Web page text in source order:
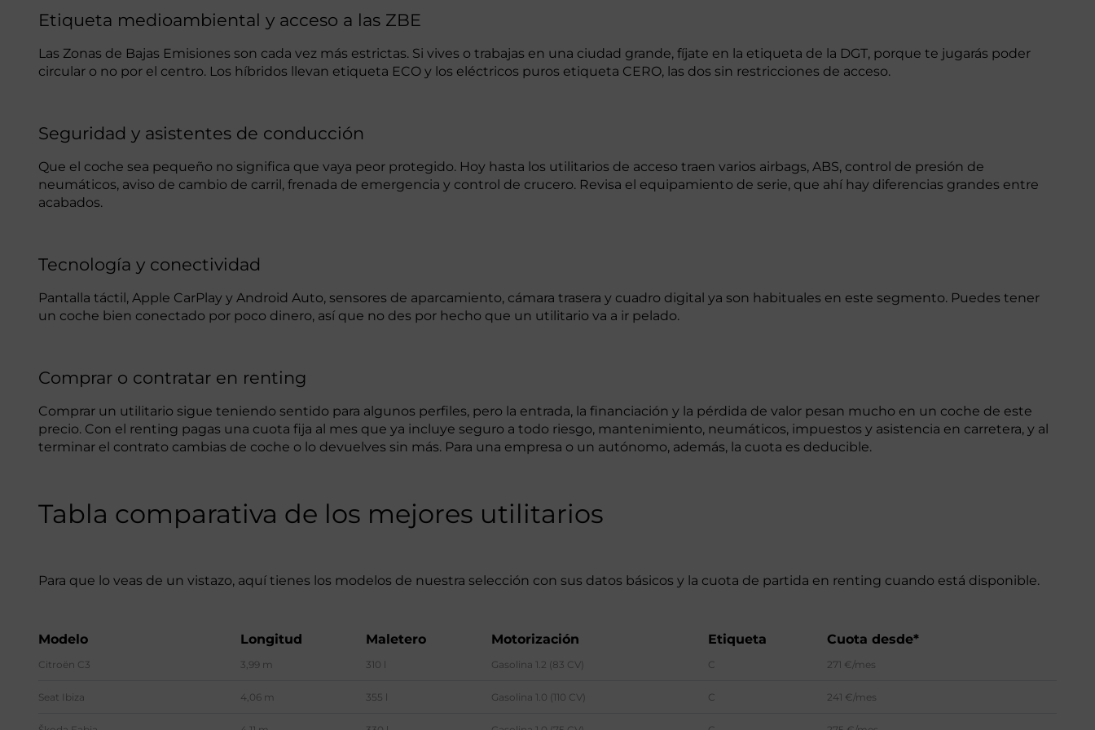
Etiqueta medioambiental y acceso a las ZBE
Las Zonas de Bajas Emisiones son cada vez más estrictas. Si vives o trabajas en una ciudad grande, fíjate en la etiqueta de la DGT, porque te jugarás poder
circular o no por el centro. Los híbridos llevan etiqueta ECO y los eléctricos puros etiqueta CERO, las dos sin restricciones de acceso.
Seguridad y asistentes de conducción
Que el coche sea pequeño no significa que vaya peor protegido. Hoy hasta los utilitarios de acceso traen varios airbags, ABS, control de presión de
neumáticos, aviso de cambio de carril, frenada de emergencia y control de crucero. Revisa el equipamiento de serie, que ahí hay diferencias grandes entre
acabados.
Tecnología y conectividad
Pantalla táctil, Apple CarPlay y Android Auto, sensores de aparcamiento, cámara trasera y cuadro digital ya son habituales en este segmento. Puedes tener
un coche bien conectado por poco dinero, así que no des por hecho que un utilitario va a ir pelado.
Comprar o contratar en renting
Comprar un utilitario sigue teniendo sentido para algunos perfiles, pero la entrada, la financiación y la pérdida de valor pesan mucho en un coche de este
precio. Con el renting pagas una cuota fija al mes que ya incluye seguro a todo riesgo, mantenimiento, neumáticos, impuestos y asistencia en carretera, y al
terminar el contrato cambias de coche o lo devuelves sin más. Para una empresa o un autónomo, además, la cuota es deducible.
Tabla comparativa de los mejores utilitarios
Para que lo veas de un vistazo, aquí tienes los modelos de nuestra selección con sus datos básicos y la cuota de partida en renting cuando está disponible.
Modelo Longitud Maletero Motorización Etiqueta Cuota desde*
Citroën C3 3,99 m 310 l Gasolina 1.2 (83 CV) C 271 €/mes
Seat Ibiza 4,06 m 355 l Gasolina 1.0 (110 CV) C 241 €/mes